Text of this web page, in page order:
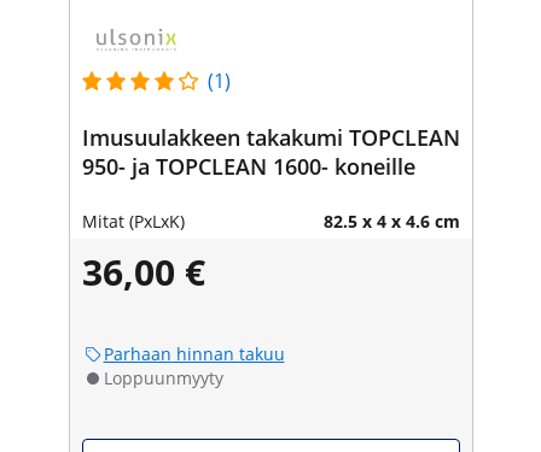
(1)
Imusuulakkeen takakumi TOPCLEAN
950- ja TOPCLEAN 1600- koneille
Mitat (PxLxK) 82.5 x 4 x 4.6 cm
36,00 €
Parhaan hinnan takuu
Loppuunmyyty